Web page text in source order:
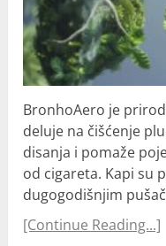
BronhoAero je
deluje na čišćenje
disanja i pomaže
od cigareta. Kapi su
dugogodišnjim
[Continue Reading...]